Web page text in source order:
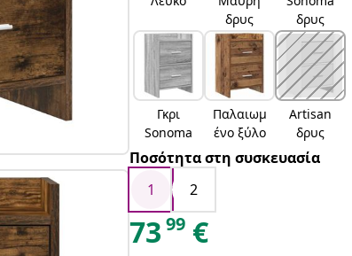
δρυς
δρυς
Γκρι
Sonoma
Παλαιωμ
ένο ξύλο
Artisan
δρυς
Ποσότητα στη συσκευασία
1
2
73 99 €